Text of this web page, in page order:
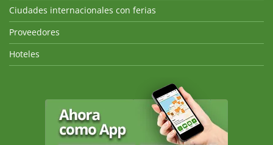
Ciudades internacionales con ferias
Proveedores
Hoteles